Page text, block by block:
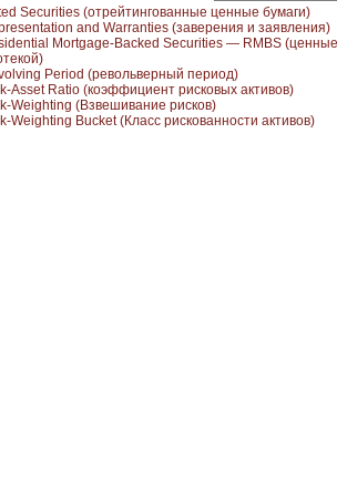
Securities (отрейтингованные ценные бумаги)
and Warranties (заверения и заявления)
Mortgage-Backed Securities — RMBS
Period (револьверный период)
Asset Ratio (коэффициент рисковых активов)
Weighting (Взвешивание рисков)
Weighting Bucket (Класс рискованности активов)